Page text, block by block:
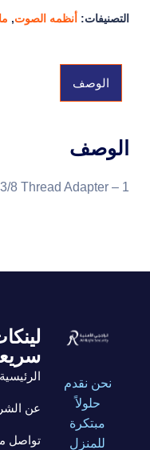
التصنيفات: أنظمه الصوت,
الوصف
الوصف
1 – 95A2050 5/8 to 3/8 Thread Adapter
نحن نقدم
حلولاً
مبتكرة
للمنزل
الرئيسية
عن
تواصل